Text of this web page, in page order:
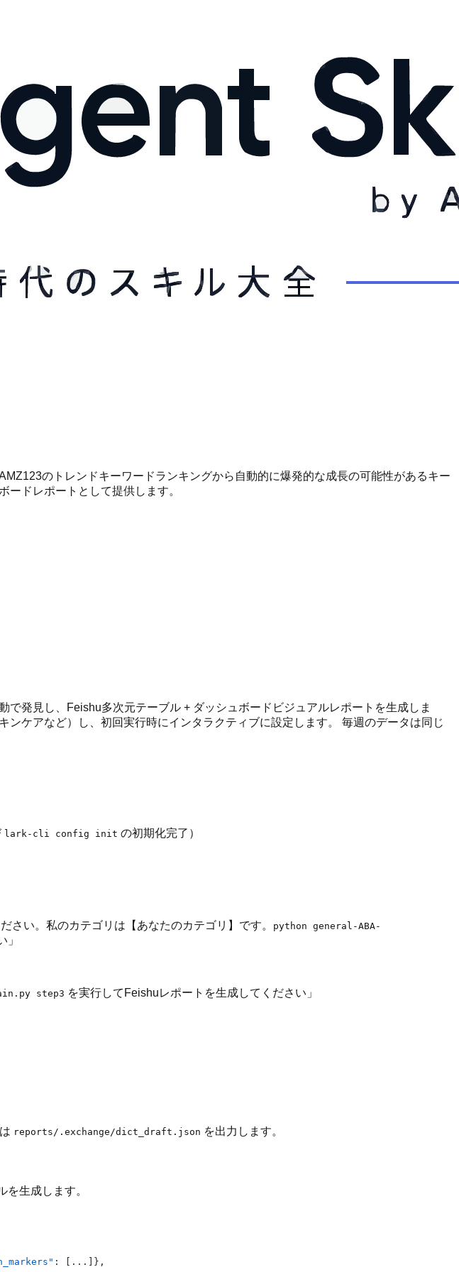
のトレンドキーワードランキングから自動的に爆発的な成長の可能性があるキー
ドレポートとして提供します。
発見し、Feishu多次元テーブル + ダッシュボードビジュアルレポートを生成しま
ケアなど）し、初回実行時にインタラクティブに設定します。 毎週のデータは同じ
lark-cli config init の初期化完了）
さい。私のカテゴリは【あなたのカテゴリ】です。
python general-ABA-
」
step3 を実行してFeishuレポートを生成してください」
reports/.exchange/dict_draft.json を出力します。
生成します。
: ... } ,